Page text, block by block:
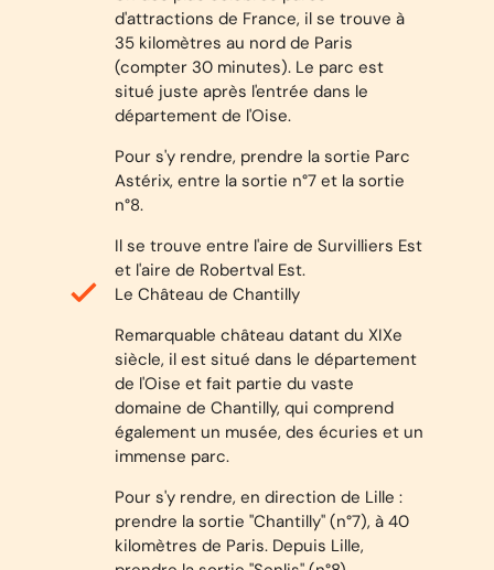
d'attractions de France, il se trouve à
35 kilomètres au nord de Paris
(compter 30 minutes). Le parc est
situé juste après l'entrée dans le
département de l'Oise.
Pour s'y rendre, prendre la sortie Parc
Astérix, entre la sortie n°7 et la sortie
n°8.
Il se trouve entre l'aire de Survilliers Est
et l'aire de Robertval Est.
Le Château de Chantilly
Remarquable château datant du XIXe
siècle, il est situé dans le département
de l'Oise et fait partie du vaste
domaine de Chantilly, qui comprend
également un musée, des écuries et un
immense parc.
Pour s'y rendre, en direction de Lille :
prendre la sortie "Chantilly" (n°7), à 40
kilomètres de Paris. Depuis Lille,